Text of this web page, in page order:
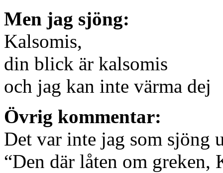
Men jag sjöng:
Kalsomis,
din blick är kalsomis
och jag kan inte värma dej
Övrig kommentar:
Det var inte jag som sjöng
“Den där låten om greken,